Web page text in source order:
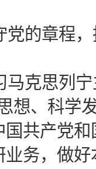
党的章程
马克思列
想、科学
国共产党
业务，做